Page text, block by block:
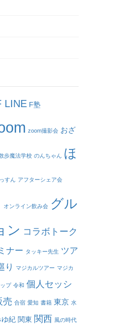
LINE F塾
zoom撮影会 おざ
歩魔法学校 のんちゃん ほ
すん アフターシェア会
オンライン飲み会 グル
ン コラボトーク
ナー タッキー先生 ツア
り マジカルツアー マジカ
プ 令和 個人セッシ
売 合宿 愛知 書籍 東京 水
ゆ紀 関東 関西 風の時代